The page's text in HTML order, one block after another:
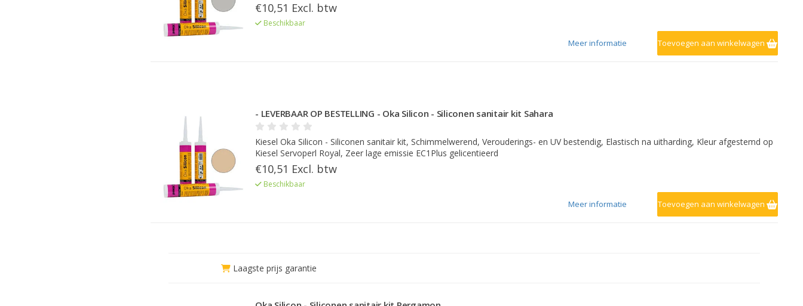
€10,51 Excl. btw
Beschikbaar
Toevoegen aan winkelwagen
Meer informatie
- LEVERBAAR OP BESTELLING - Oka Silicon - Siliconen sanitair kit Sahara
Kiesel Oka Silicon - Siliconen sanitair kit, Schimmelwerend, Verouderings- en UV bestendig, Elastisch na uitharding, Kleur afgestemd op
Kiesel Servoperl Royal, Zeer lage emissie EC1Plus gelicentieerd
€10,51 Excl. btw
Beschikbaar
Toevoegen aan winkelwagen
Meer informatie
Laagste prijs garantie